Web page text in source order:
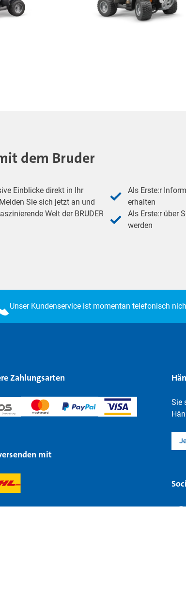
dem Bruder
Einblicke direkt in Ihr
Sie sich jetzt an und
Welt der BRUDER
Als Erste:r
erhalten
Als Erste:r über
werden
Unser Kundenservice ist momentan telefonisch
Zahlungsarten
mit
Sie